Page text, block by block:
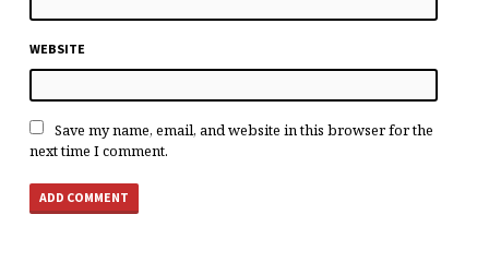
WEBSITE
Save my name, email, and website in this browser for the
next time I comment.